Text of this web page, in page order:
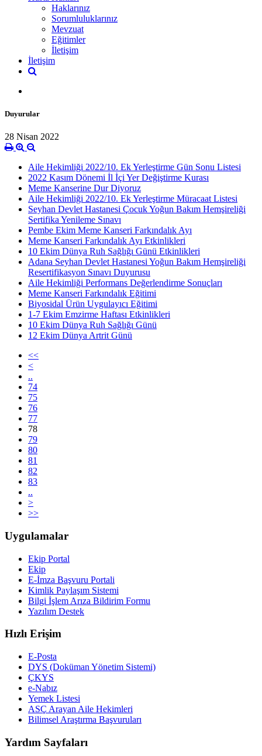
Haklarınız
Sorumluluklarınız
Mevzuat
Eğitimler
İletişim
İletişim
Duyurular
28 Nisan 2022
Aile Hekimliği 2022/10. Ek Yerleştirme Gün Sonu Listesi
2022 Kasım Dönemi İl İçi Yer Değiştirme Kurası
Meme Kanserine Dur Diyoruz
Aile Hekimliği 2022/10. Ek Yerleştirme Müracaat Listesi
Seyhan Devlet Hastanesi Çocuk Yoğun Bakım Hemşireliği
Sertifika Yenileme Sınavı
Pembe Ekim Meme Kanseri Farkındalık Ayı
Meme Kanseri Farkındalık Ayı Etkinlikleri
10 Ekim Dünya Ruh Sağlığı Günü Etkinlikleri
Adana Seyhan Devlet Hastanesi Yoğun Bakım Hemşireliği
Resertifikasyon Sınavı Duyurusu
Aile Hekimliği Performans Değerlendirme Sonuçları
Meme Kanseri Farkındalık Eğitimi
Biyosidal Ürün Uygulayıcı Eğitimi
1-7 Ekim Emzirme Haftası Etkinlikleri
10 Ekim Dünya Ruh Sağlığı Günü
12 Ekim Dünya Artrit Günü
<<
<
..
74
75
76
77
78
79
80
81
82
83
..
>
>>
Uygulamalar
Ekip Portal
Ekip
E-İmza Başvuru Portali
Kimlik Paylaşım Sistemi
Bilgi İşlem Arıza Bildirim Formu
Yazılım Destek
Hızlı Erişim
E-Posta
DYS (Doküman Yönetim Sistemi)
ÇKYS
e-Nabız
Yemek Listesi
ASÇ Arayan Aile Hekimleri
Bilimsel Araştırma Başvuruları
Yardım Sayfaları